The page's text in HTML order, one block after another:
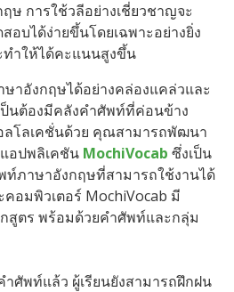
ษ การใช้วลีอย่างเชี่ยวชาญจะ
บได้ง่ายขึ้นโดยเฉพาะอย่างยิ่ง
ำให้ได้คะแนนสูงขึ้น
าอังกฤษได้อย่างคล่องแคล่วและ
ป็นต้องมีคลังคำศัพท์ที่ค่อนข้าง
ลโลเคชั่นด้วย คุณสามารถพัฒนา
อปพลิเคชัน MochiVocab ซึ่งเป็น
ท์ภาษาอังกฤษที่สามารถใช้งานได้
อมพิวเตอร์ MochiVocab มี
สูตร พร้อมด้วยคำศัพท์และกลุ่ม
ศัพท์แล้ว ผู้เรียนยังสามารถฝึกฝน